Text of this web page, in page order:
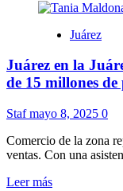
sobre
obras
en
Colonia
Margaritas.
Juárez
Juárez en la
de 15 millones de
Stafmayo 8, 2025 0
Comercio de la zona
ventas. Con una
Leer másLeer